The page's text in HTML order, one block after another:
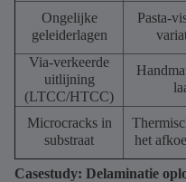
Ongelijke
geleiderlagen
Pasta-
Via-verkeerde
uitlijning
(LTCC/HTCC)
Microcracks in
substraat
het
Casestudy: Delaminatie